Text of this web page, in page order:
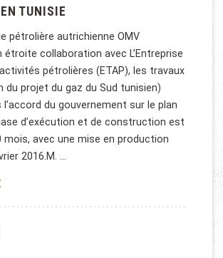
TUNISIE
pétrolière autrichienne OMV
étroite collaboration avec L’Entreprise
pétrolières (ETAP), les travaux
du projet du gaz du Sud tunisien)
l’accord du gouvernement sur le plan
d’exécution et de construction est
mois, avec une mise en production
2016.M. …
GAZODUC EN TUNISIE